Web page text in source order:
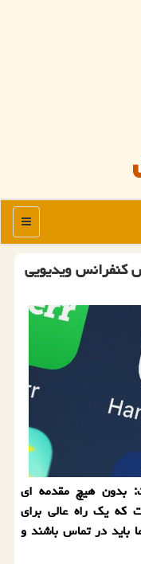
منو
ویدیویی
بدون هیچ مقدمه ای
كه یك راه عالی برای
باید در تماس باشند و